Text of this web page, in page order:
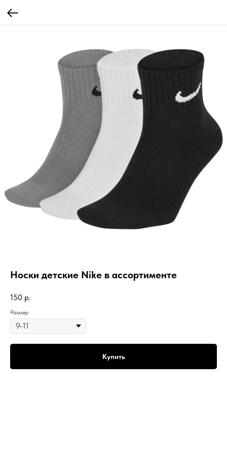
Носки детские Nike в ассортименте
150 р.
Размер
Купить